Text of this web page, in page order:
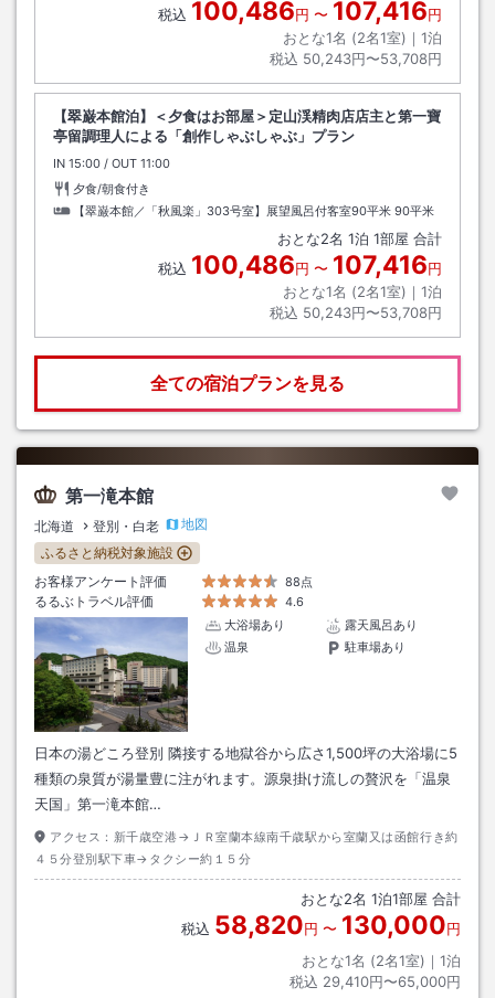
税込 100,486円 〜 107,416円
おとな1名 (2名1室)｜ 1泊
税込 50,243円〜53,708円
【翠巌本館泊】＜夕食はお部屋＞定山渓精肉店店主と第一寶
亭留調理人による「創作しゃぶしゃぶ」プラン
IN チェックイン
15:00 / OUT チェックアウト
11:00
夕食/朝食付き
【翠巌本館／「秋風楽」303号室】展望風呂付客室90平米 90平米
おとな2名 1泊 1部屋 合計
税込 100,486円 〜 107,416円
おとな1名 (2名1室)｜ 1泊
税込 50,243円〜53,708円
全ての宿泊プランを見る
第一滝本館
北海道 登別・白老
地図
ふるさと納税対象施設
お客様アンケート評価
88点
るるぶトラベル評価
4.6
大浴場あり
露天風呂あり
温泉
駐車場あり
日本の湯どころ登別 隣接する地獄谷から広さ1,500坪の大浴場に5
種類の泉質が湯量豊に注がれます。源泉掛け流しの贅沢を「温泉
天国」第一滝本館…
アクセス： 新千歳空港→ＪＲ室蘭本線南千歳駅から室蘭又は函館行き約
４５分登別駅下車→タクシー約１５分
おとな2名 1泊1部屋 合計
税込 58,820円 〜 130,000円
おとな1名 (2名1室)｜ 1泊
税込 29,410円〜65,000円